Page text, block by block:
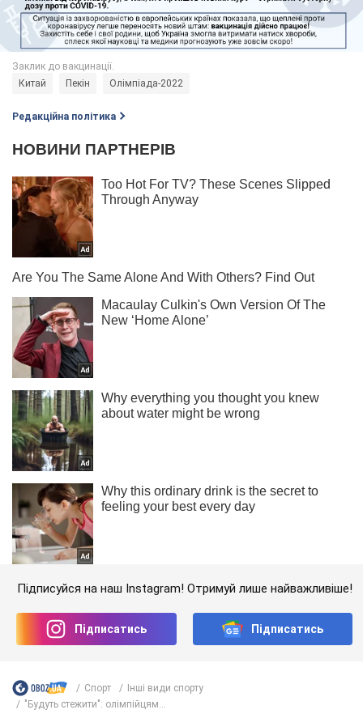
Китай Пекін Олімпіада-2022
Редакційна політика
Підписуйся на наш Instagram! Отримуй лише найважливіше!
Підписатись Підписатись
Спорт
Інші види спорту
"Будуть стежити": олімпійцям...